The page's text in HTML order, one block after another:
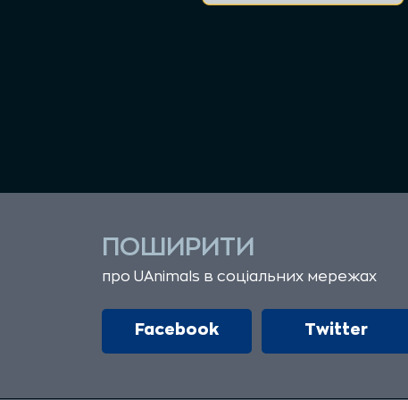
ПОШИРИТИ
про UAnimals в соціальних мережах
Facebook Twitter